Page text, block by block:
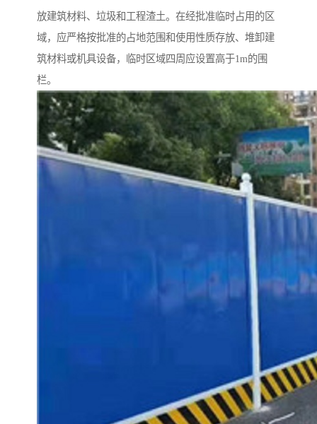
放建筑材料、垃圾和工程渣土。在经批准临时占用的区
域，应严格按批准的占地范围和使用性质存放、堆卸建
筑材料或机具设备，临时区域四周应设置高于1m的围
栏。